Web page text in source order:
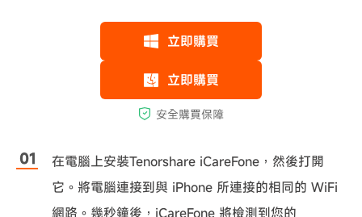
在電腦上安裝Tenorshare iCareFone，然後打開
它。將電腦連接到與 iPhone 所連接的相同的 WiFi
網路。幾秒鐘後，iCareFone 將檢測到您的